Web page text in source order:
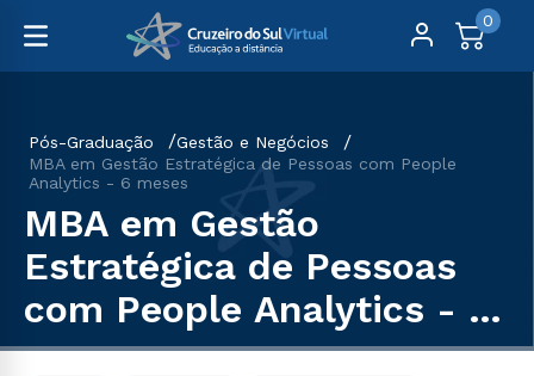
0
Pós-Graduação
Gestão e Negócios
MBA em Gestão Estratégica de Pessoas com People
Analytics - 6 meses
MBA em Gestão
Estratégica de Pessoas
com People Analytics - 6
meses